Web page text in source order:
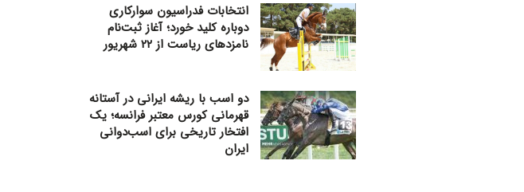
انتخابات فدراسیون سوارکاری
دوباره کلید خورد؛ آغاز ثبت‌نام
نامزدهای ریاست از ۲۲ شهریور
دو اسب با ریشه ایرانی در آستانه
قهرمانی کورس معتبر فرانسه؛ یک
افتخار تاریخی برای اسب‌دوانی
ایران